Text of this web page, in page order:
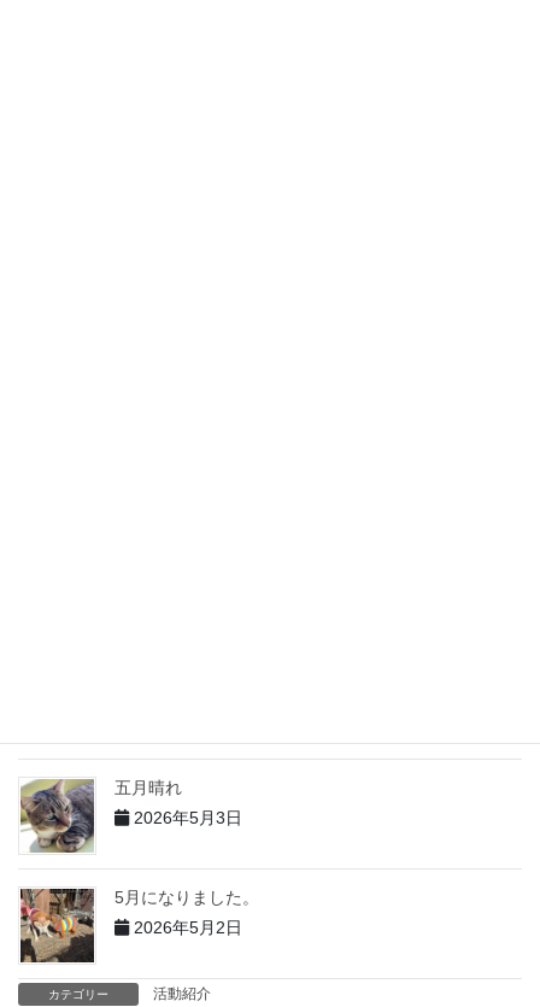
五月晴れ
2026年5月3日
5月になりました。
2026年5月2日
カテゴリー 活動紹介